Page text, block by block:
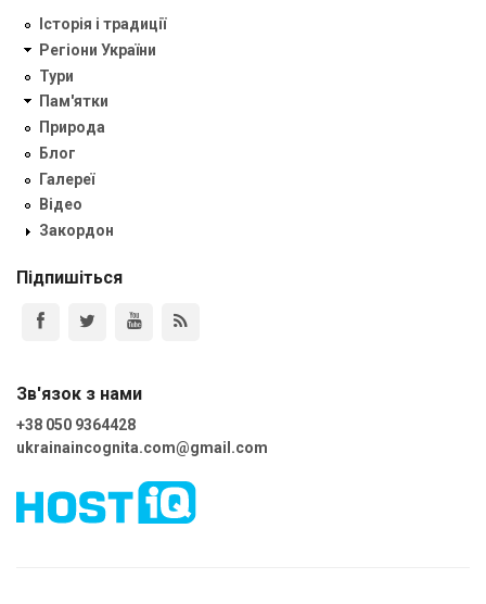
Історія і традиції
Регіони України
Тури
Пам'ятки
Природа
Блог
Галереї
Відео
Закордон
Підпишіться
Зв'язок з нами
+38 050 9364428
ukrainaincognita.com@gmail.com